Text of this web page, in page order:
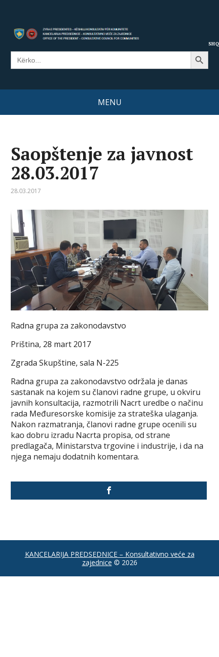
Search
for:
Search Button
MENU
Saopštenje za javnost
28.03.2017
28.03.2017
Radna grupa za zakonodavstvo
Priština, 28 mart 2017
Zgrada Skupštine, sala N-225
Radna grupa za zakonodavstvo održala je danas
sastanak na kojem su članovi radne grupe, u okviru
javnih konsultacija, razmotrili Nacrt uredbe o načinu
rada Međuresorske komisije za strateška ulaganja.
Nakon razmatranja, članovi radne grupe ocenili su
kao dobru izradu Nacrta propisa, od strane
predlagača, Ministarstva trgovine i industrije, i da na
njega nemaju dodatnih komentara.
KANCELARIJA PREDSEDNICE – Konsultativno veće za
zajednice © 2026